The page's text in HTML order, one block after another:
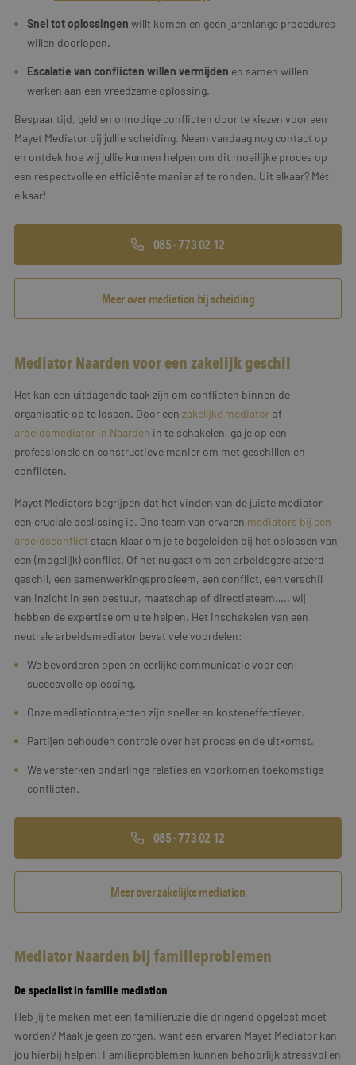
Snel tot oplossingen willt komen en geen jarenlange procedures
willen doorlopen.
Escalatie van conflicten willen vermijden en samen willen
werken aan een vreedzame oplossing.
Bespaar tijd, geld en onnodige conflicten door te kiezen voor een
Mayet Mediator bij jullie scheiding. Neem vandaag nog contact op
en ontdek hoe wij jullie kunnen helpen om dit moeilijke proces op
een respectvolle en efficiënte manier af te ronden. Uit elkaar? Mét
elkaar!
085 - 773 02 12
Meer over mediation bij scheiding
Mediator Naarden voor een zakelijk geschil
Het kan een uitdagende taak zijn om conflicten binnen de
organisatie op te lossen. Door een zakelijke mediator of
arbeidsmediator in Naarden in te schakelen, ga je op een
professionele en constructieve manier om met geschillen en
conflicten.
Mayet Mediators begrijpen dat het vinden van de juiste mediator
een cruciale beslissing is. Ons team van ervaren mediators bij een
arbeidsconflict staan klaar om je te begeleiden bij het oplossen van
een (mogelijk) conflict. Of het nu gaat om een arbeidsgerelateerd
geschil, een samenwerkingsprobleem, een conflict, een verschil
van inzicht in een bestuur, maatschap of directieteam….. wij
hebben de expertise om u te helpen. Het inschakelen van een
neutrale arbeidsmediator bevat vele voordelen:
We bevorderen open en eerlijke communicatie voor een
succesvolle oplossing.
Onze mediationtrajecten zijn sneller en kosteneffectiever.
Partijen behouden controle over het proces en de uitkomst.
We versterken onderlinge relaties en voorkomen toekomstige
conflicten.
085 - 773 02 12
Meer over zakelijke mediation
Mediator Naarden bij familieproblemen
De specialist in familie mediation
Heb jij te maken met een familieruzie die dringend opgelost moet
worden? Maak je geen zorgen, want een ervaren Mayet Mediator kan
jou hierbij helpen! Familieproblemen kunnen behoorlijk stressvol en